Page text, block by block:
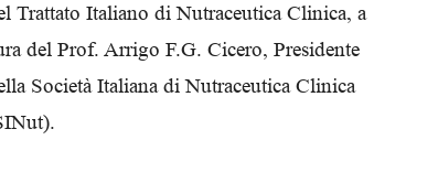
dei
Trattato Italiano di Nutraceutica Clinica, a
del Prof. Arrigo F.G. Cicero, Presidente
Società Italiana di Nutraceutica Clinica